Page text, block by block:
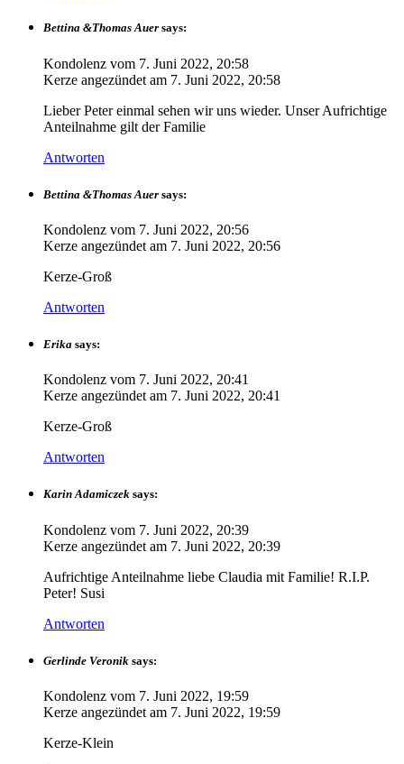
Bettina &Thomas Auer says:
Kondolenz vom 7. Juni 2022, 20:58
Kerze angezündet am 7. Juni 2022, 20:58
Lieber Peter einmal sehen wir uns wieder. Unser Aufrichtige
Anteilnahme gilt der Familie
Antworten
Bettina &Thomas Auer says:
Kondolenz vom 7. Juni 2022, 20:56
Kerze angezündet am 7. Juni 2022, 20:56
Kerze-Groß
Antworten
Erika says:
Kondolenz vom 7. Juni 2022, 20:41
Kerze angezündet am 7. Juni 2022, 20:41
Kerze-Groß
Antworten
Karin Adamiczek says:
Kondolenz vom 7. Juni 2022, 20:39
Kerze angezündet am 7. Juni 2022, 20:39
Aufrichtige Anteilnahme liebe Claudia mit Familie! R.I.P.
Peter! Susi
Antworten
Gerlinde Veronik says:
Kondolenz vom 7. Juni 2022, 19:59
Kerze angezündet am 7. Juni 2022, 19:59
Kerze-Klein